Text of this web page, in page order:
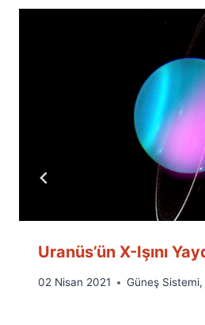
Uranüs’ün X-Işını
By
02 Nisan 2021 Güneş Sistemi,